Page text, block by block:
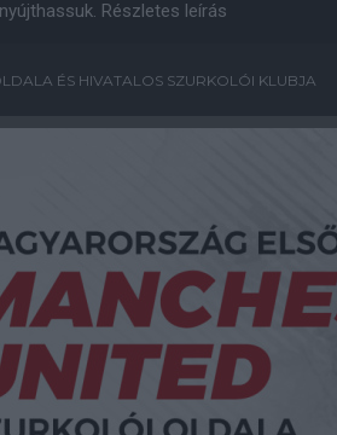
Részletes leírás
ÉS HIVATALOS SZURKOLÓI KLUBJA